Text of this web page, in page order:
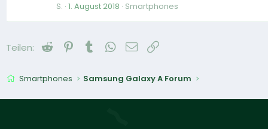
S. 1. August 2018 Smartphones
Teilen: Reddit PinterestTumblrWhatsApp
E-Mail
Smartphones Samsung Galaxy A Forum